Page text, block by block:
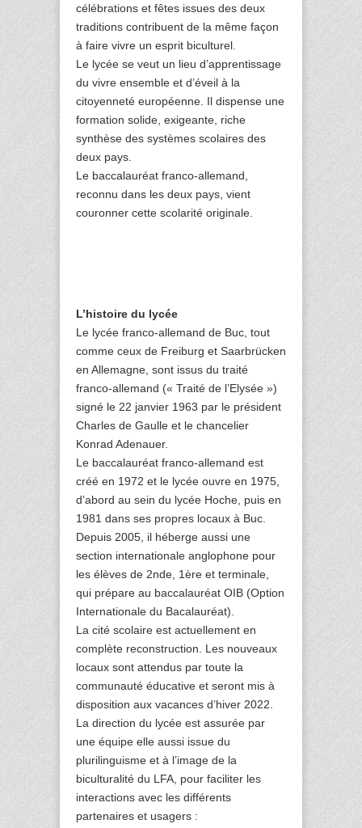
célébrations et fêtes issues des deux
traditions contribuent de la même façon
à faire vivre un esprit biculturel.
Le lycée se veut un lieu d’apprentissage
du vivre ensemble et d’éveil à la
citoyenneté européenne. Il dispense une
formation solide, exigeante, riche
synthèse des systèmes scolaires des
deux pays.
Le baccalauréat franco-allemand,
reconnu dans les deux pays, vient
couronner cette scolarité originale.
L’histoire du lycée
Le lycée franco-allemand de Buc, tout
comme ceux de Freiburg et Saarbrücken
en Allemagne, sont issus du traité
franco-allemand (« Traité de l’Elysée »)
signé le 22 janvier 1963 par le président
Charles de Gaulle et le chancelier
Konrad Adenauer.
Le baccalauréat franco-allemand est
créé en 1972 et le lycée ouvre en 1975,
d’abord au sein du lycée Hoche, puis en
1981 dans ses propres locaux à Buc.
Depuis 2005, il héberge aussi une
section internationale anglophone pour
les élèves de 2nde, 1ère et terminale,
qui prépare au baccalauréat OIB (Option
Internationale du Bacalauréat).
La cité scolaire est actuellement en
complète reconstruction. Les nouveaux
locaux sont attendus par toute la
communauté éducative et seront mis à
disposition aux vacances d’hiver 2022.
La direction du lycée est assurée par
une équipe elle aussi issue du
plurilinguisme et à l’image de la
biculturalité du LFA, pour faciliter les
interactions avec les différents
partenaires et usagers :